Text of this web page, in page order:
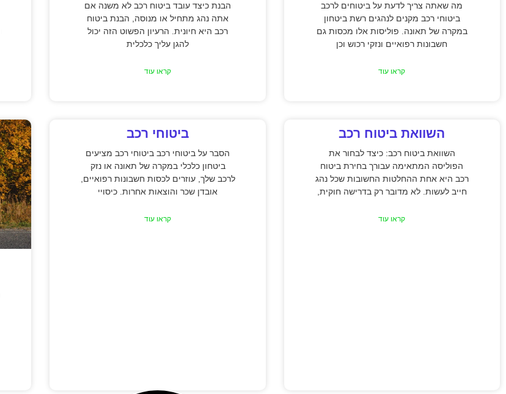
מה שאתה צריך לדעת על ביטוחים לרכב
ביטוחי רכב מקנים לנהגים רשת ביטחון
במקרה של תאונה. פוליסות אלו מכסות גם
חשבונות רפואיים ונזקי רכוש וכן
קראו עוד
הבנת כיצד עובד ביטוח רכב לא משנה אם
אתה נהג מתחיל או מנוסה, הבנת ביטוח
רכב היא חיונית. הרעיון הפשוט הזה יכול
להגן עליך כלכלית
קראו עוד
השוואת ביטוח רכב
השוואת ביטוח רכב: כיצד לבחור את
הפוליסה המתאימה עבורך בחירת ביטוח
רכב היא אחת ההחלטות החשובות שכל נהג
חייב לעשות. לא מדובר רק בדרישה חוקית,
קראו עוד
ביטוחי רכב
הסבר על ביטוחי רכב ביטוחי רכב מציעים
ביטחון כלכלי במקרה של תאונה או נזק
לרכב שלך, עוזרים לכסות חשבונות רפואיים,
אובדן שכר והוצאות אחרות. כיסויי
קראו עוד